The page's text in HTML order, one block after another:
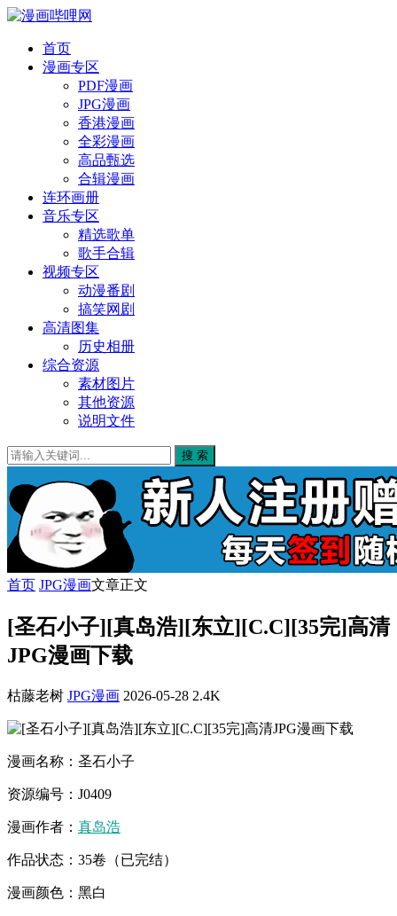
首页
漫画专区
PDF漫画
JPG漫画
香港漫画
全彩漫画
高品甄选
合辑漫画
连环画册
音乐专区
精选歌单
歌手合辑
视频专区
动漫番剧
搞笑网剧
高清图集
历史相册
综合资源
素材图片
其他资源
说明文件
搜 索
首页 JPG漫画文章正文
[圣石小子][真岛浩][东立][C.C][35完]高清
JPG漫画下载
枯藤老树 JPG漫画 2026-05-28 2.4K
漫画名称：圣石小子
资源编号：J0409
漫画作者： 真岛浩
作品状态：35卷（已完结）
漫画颜色：黑白